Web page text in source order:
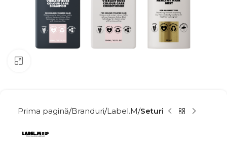
Prima pagină Branduri Label.M Seturi